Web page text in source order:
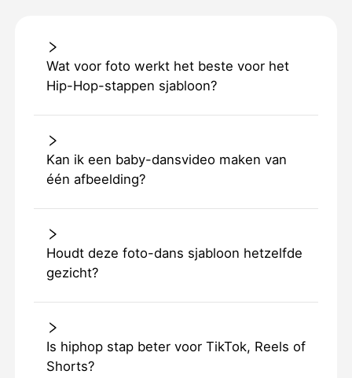
Wat voor foto werkt het beste voor het
Hip-Hop-stappen sjabloon?
Kan ik een baby-dansvideo maken van
één afbeelding?
Houdt deze foto-dans sjabloon hetzelfde
gezicht?
Is hiphop stap beter voor TikTok, Reels of
Shorts?